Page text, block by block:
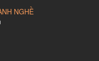
NGHỀ